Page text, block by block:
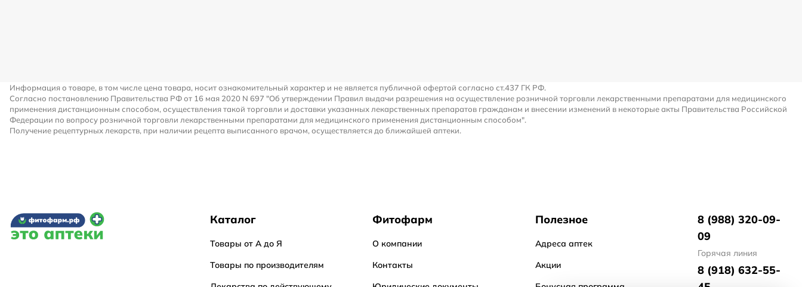
Информация о товаре, в том числе цена товара, носит ознакомительный характер и не является публичной офертой согласно ст.437 ГК РФ.
Согласно постановлению Правительства РФ от 16 мая 2020 N 697 "Об утверждении Правил выдачи разрешения на осуществление розничной торговли лекарственными препаратами для медицинского
применения дистанционным способом, осуществления такой торговли и доставки указанных лекарственных препаратов гражданам и внесении изменений в некоторые акты Правительства Российской
Федерации по вопросу розничной торговли лекарственными препаратами для медицинского применения дистанционным способом".
Получение рецептурных лекарств, при наличии рецепта выписанного врачом, осуществляется до ближайшей аптеки.
Каталог
Товары от А до Я
Товары по производителям
Фитофарм
О компании
Контакты
Полезное
Адреса аптек
Акции
8 (988) 320-09-
09
Горячая линия
8 (918) 632-55-